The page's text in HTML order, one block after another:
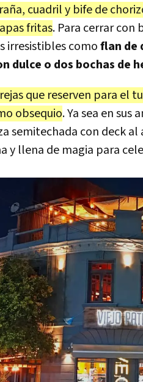
cuadril y bife de
fritas. Para cerrar con
irresistibles comoflan de
dulce o dos bochas de
que reserven para el
obsequio. Ya sea en sus
semitechada con deck
y llena de magia para